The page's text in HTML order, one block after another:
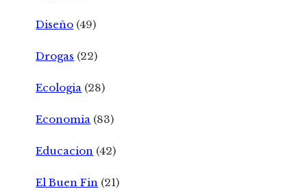
Diseño (49)
Drogas (22)
Ecologia (28)
Economia (83)
Educacion (42)
El Buen Fin (21)